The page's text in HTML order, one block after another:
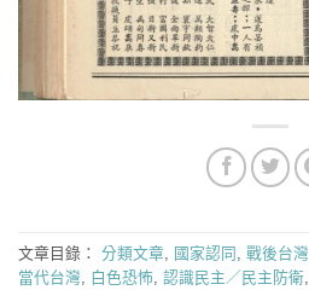
文章目錄： 分類文章 國家認同 戰後台灣
當代台灣
白色恐怖 認識民主／民主防衛